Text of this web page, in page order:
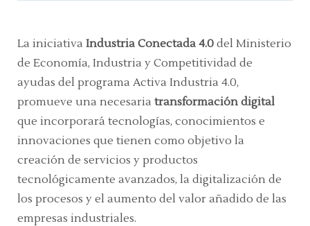
La iniciativa Industria Conectada 4.0 del Ministerio
de Economía, Industria y Competitividad de
ayudas del programa Activa Industria 4.0,
promueve una necesaria transformación digital
que incorporará tecnologías, conocimientos e
innovaciones que tienen como objetivo la
creación de servicios y productos
tecnológicamente avanzados, la digitalización de
los procesos y el aumento del valor añadido de las
empresas industriales.